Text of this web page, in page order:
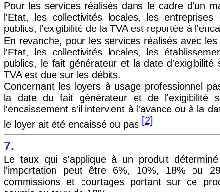
Pour les services réalisés dans le cadre d'un
l'Etat, les collectivités locales, les entreprises
publics, l'exigibilité de la TVA est reportée à
En revanche, pour les services réalisés avec
l'Etat, les collectivités locales, les
publics, le fait générateur et la date d'exigibilité
TVA est due sur les débits.
Concernant les loyers à usage professionnel
la date du fait générateur et de l'exigibilité
l'encaissement s'il intervient à l'avance ou à la
le loyer ait été encaissé ou pas [2]
7.
Le taux qui s'applique à un produit
l'importation peut être 6%, 10%, 18% ou
commissions et courtages portant sur ce